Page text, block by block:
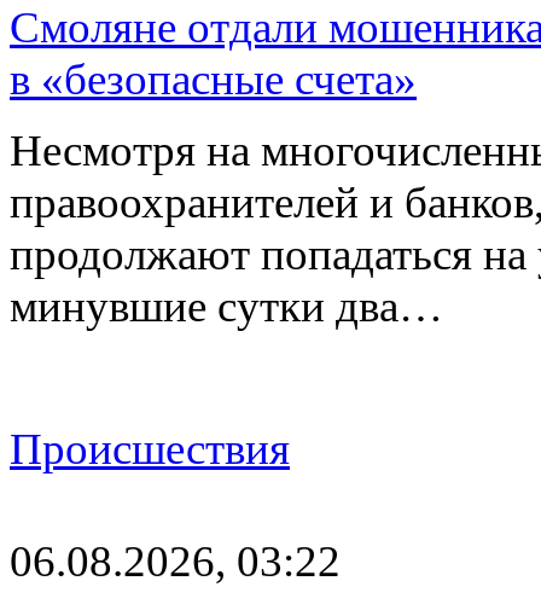
Смоляне отдали
в «безопасные счета»
Несмотря на
правоохранителей и
продолжают попадаться
минувшие сутки два…
Происшествия
06.08.2026, 03:22